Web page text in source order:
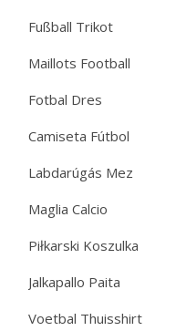
Fußball Trikot
Maillots Football
Fotbal Dres
Camiseta Fútbol
Labdarúgás Mez
Maglia Calcio
Piłkarski Koszulka
Jalkapallo Paita
Voetbal Thuisshirt